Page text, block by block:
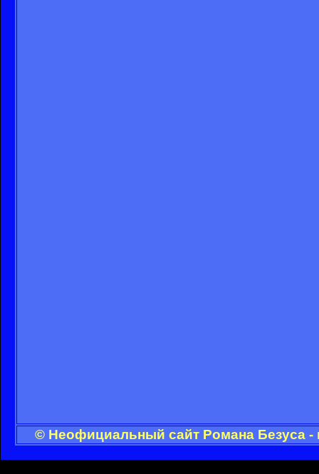
© Неофициальный сайт Романа Безуса -